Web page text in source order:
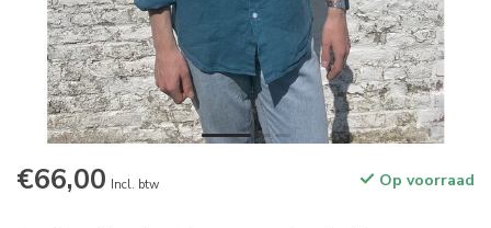
€66,00 Incl. btw Op voorraad